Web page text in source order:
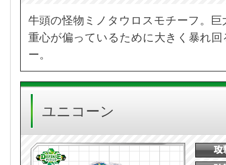
牛頭の怪物ミノタウロスモチーフ。
重心が偏っているために大きく暴れ
ー。
ユニコーン